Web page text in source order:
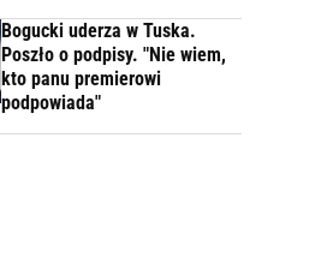
Bogucki uderza w Tuska.
Poszło o podpisy. "Nie wiem,
kto panu premierowi
podpowiada"